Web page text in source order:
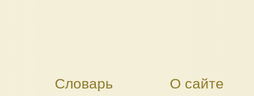
Словарь О сайте